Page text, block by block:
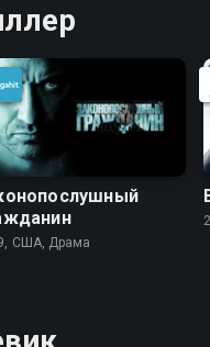
США, Драма